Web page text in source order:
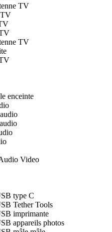
TV
TV
enceinte
Video
type C
Tether Tools
imprimante
appareils photos